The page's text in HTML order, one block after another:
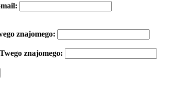
znajomego:
znajomego: